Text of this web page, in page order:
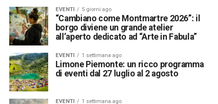
EVENTI 5 giorni ago
“Cambiano come Montmartre 2026”: il
borgo diviene un grande atelier
all’aperto dedicato ad “Arte in Fabula”
EVENTI 1 settimana ago
Limone Piemonte: un ricco programma
di eventi dal 27 luglio al 2 agosto
EVENTI 1 settimana ago